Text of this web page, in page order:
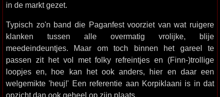
in de markt gezet.
Typisch zo'n band die Paganfest voorziet van wat ruigere
klanken tussen alle overmatig vrolijke, blije
meedeindeuntjes. Maar om toch binnen het gareel te
passen zit het vol met folky refreintjes en (Finn-)trollige
loopjes en, hoe kan het ook anders, hier en daar een
welgemikte 'heuj!' Een referentie aan Korpiklaani is in dat
opzicht dan ook geheel op zijn plaats.